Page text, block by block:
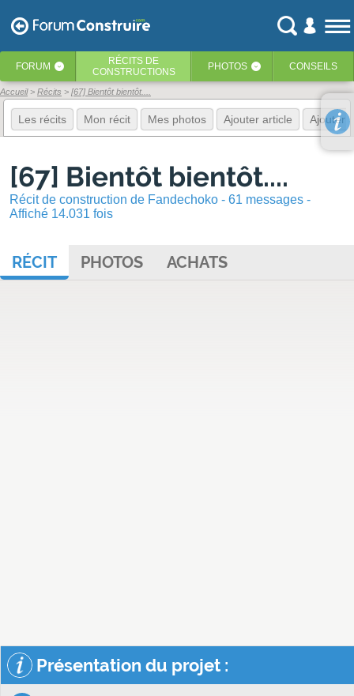
FORUM ‹ RÉCITS DE
CONSTRUCTIONS
PHOTOS ‹ CONSEILS
Accueil Récits [67] Bientôt bientôt....
Les récits Mon récit Mes photos Ajouter article Ajouter
[67] Bientôt bientôt....
Récit de construction de Fandechoko - 61 messages -
Affiché 14.031 fois
RÉCIT PHOTOS ACHATS
Présentation du projet :